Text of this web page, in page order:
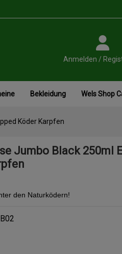
Anmelden /
Bekleidung Wels Shop
Köder Karpfen
Jumbo Black 250ml
den Naturködern!